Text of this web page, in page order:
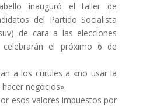
inauguró el taller de
del Partido Socialista
de cara a las elecciones
celebrarán el próximo 6 de
a los curules a «no usar la
negocios».
esos valores impuestos por